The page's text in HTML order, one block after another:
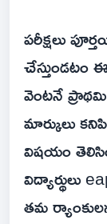
పరీక్షలు
చేస్తుండటం
వెంటనే
మార్కులు
విషయం
విద్యార్థులు
తమ